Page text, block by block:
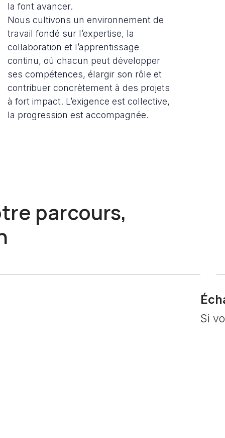
la font avancer.
Nous cultivons un environnement de
travail fondé sur l’expertise, la
collaboration et l’apprentissage
continu, où chacun peut développer
ses compétences, élargir son rôle et
contribuer concrètement à des projets
à fort impact. L’exigence est collective,
la progression est accompagnée.
parcours,
Si